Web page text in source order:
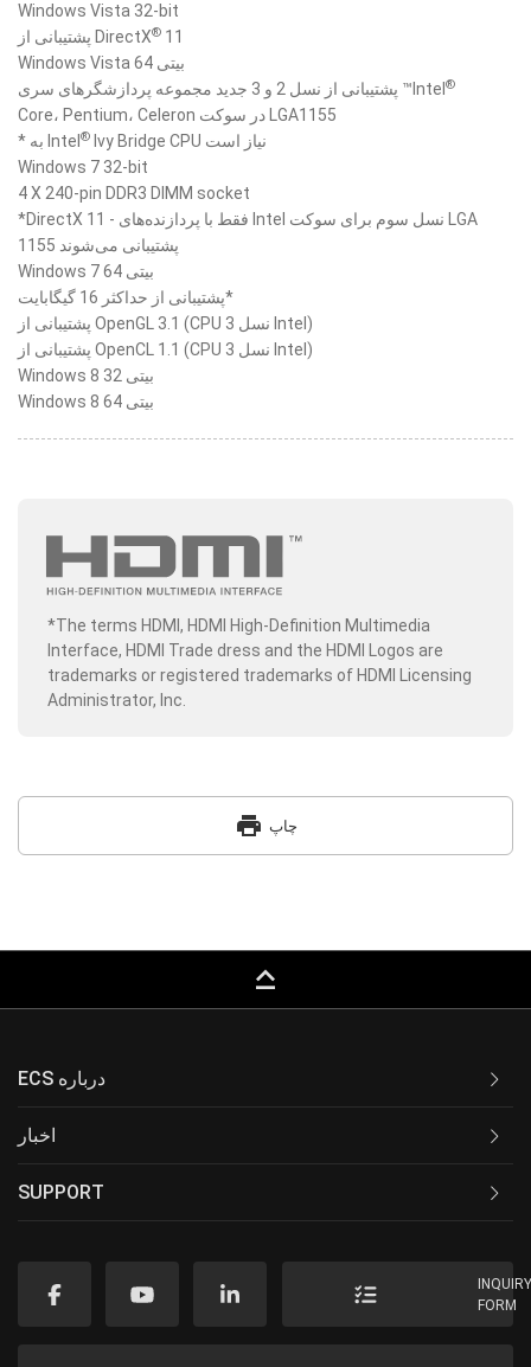
Windows Vista 32-bit
پشتیبانی از DirectX® 11
Windows Vista 64 بیتی
پشتیبانی از نسل 2 و 3 جدید مجموعه پردازشگرهای سری ™Intel ®
Core،‏ Pentium،‏ Celeron در سوکت LGA1155
* به Intel ®
Ivy Bridge CPU نیاز است
Windows 7 32-bit
4 X 240-pin DDR3 DIMM socket
*DirectX 11 - فقط با پردازنده‌های Intel نسل سوم برای سوکت LGA
1155 پشتیبانی می‌شوند
Windows 7 64 بیتی
پشتیبانی از حداکثر 16 گیگابایت*
پشتیبانی از OpenGL 3.1 (CPU نسل 3 Intel)
پشتیبانی از OpenCL 1.1 (CPU نسل 3 Intel)
Windows 8 32 بیتی
Windows 8 64 بیتی
*The terms HDMI, HDMI High-Definition Multimedia
Interface, HDMI Trade dress and the HDMI Logos are
trademarks or registered trademarks of HDMI Licensing
Administrator, Inc.
print چاپ
keyboard_capslock
ECS درباره
اخبار
SUPPORT
FORM